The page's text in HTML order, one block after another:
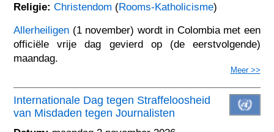
Religie: Christendom (Rooms-Katholicisme)
Allerheiligen (1 november) wordt in Colombia met een
officiële vrije dag gevierd op (de eerstvolgende)
maandag.
Meer >>
Internationale Dag tegen Straffeloosheid
van Misdaden tegen Journalisten